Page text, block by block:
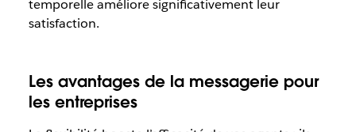
temporelle améliore significativement leur
satisfaction.
Les avantages de la messagerie pour
les entreprises